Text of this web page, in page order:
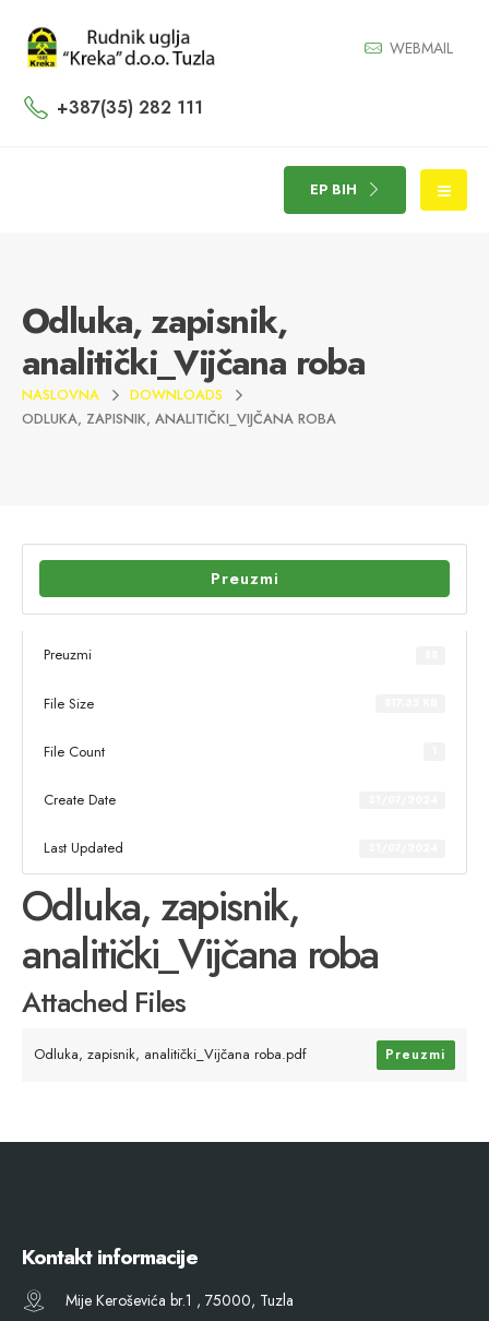
WEBMAIL
+387(35) 282 111
EP BIH
Odluka, zapisnik,
analitički_Vijčana roba
NASLOVNA
DOWNLOADS
ODLUKA, ZAPISNIK, ANALITIČKI_VIJČANA ROBA
Preuzmi
Preuzmi
File Size
File Count
Create Date
Last Updated
Odluka, zapisnik,
analitički_Vijčana roba
Attached Files
Odluka, zapisnik, analitički_Vijčana roba.pdf Preuzmi
Kontakt informacije
Mije Keroševića br.1 , 75000, Tuzla